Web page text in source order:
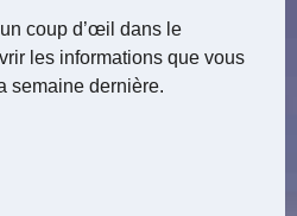
coup d’œil dans le
les informations que vous
semaine dernière.